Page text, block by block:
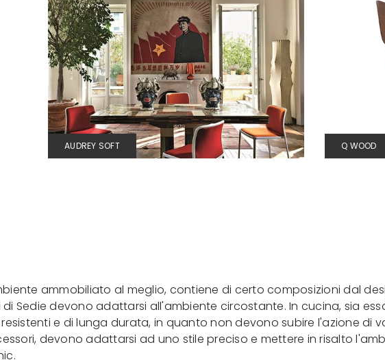
AUDREY SOFT Q WOOD
ammobiliato al meglio, contiene di certo composizioni dal
Sedie devono adattarsi all'ambiente circostante. In cucina, sia
e di lunga durata, in quanto non devono subire l'azione di
devono adattarsi ad uno stile preciso e mettere in risalto